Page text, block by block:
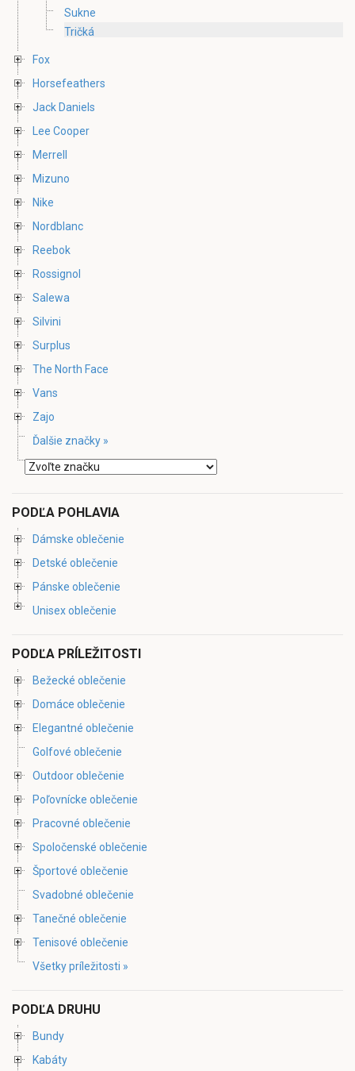
Sukne
Tričká
Fox
Horsefeathers
Jack Daniels
Lee Cooper
Merrell
Mizuno
Nike
Nordblanc
Reebok
Rossignol
Salewa
Silvini
Surplus
The North Face
Vans
Zajo
Ďalšie značky »
PODĽA POHLAVIA
Dámske oblečenie
Detské oblečenie
Pánske oblečenie
Unisex oblečenie
PODĽA PRÍLEŽITOSTI
Bežecké oblečenie
Domáce oblečenie
Elegantné oblečenie
Golfové oblečenie
Outdoor oblečenie
Poľovnícke oblečenie
Pracovné oblečenie
Spoločenské oblečenie
Športové oblečenie
Svadobné oblečenie
Tanečné oblečenie
Tenisové oblečenie
Všetky príležitosti »
PODĽA DRUHU
Bundy
Kabáty